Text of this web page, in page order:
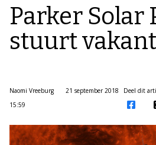
Parker Solar
stuurt
Naomi Vreeburg
21 september 2018
15:59
Deel dit